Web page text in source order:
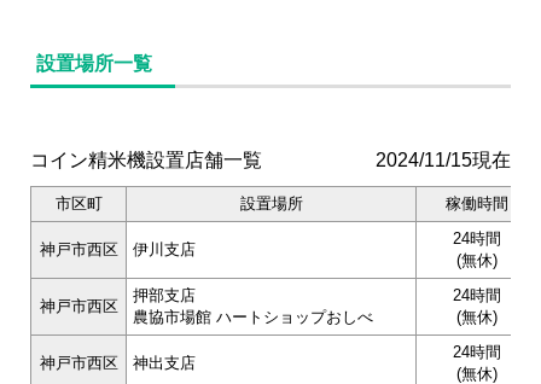
設置場所一覧
コイン精米機設置店舗一覧 2024/11/15現在
市区町 設置場所 稼働時間
神戸市西区 伊川支店
24時間
(無休)
神戸市西区
押部支店
農協市場館 ハートショップおしべ
24時間
(無休)
神戸市西区 神出支店
24時間
(無休)